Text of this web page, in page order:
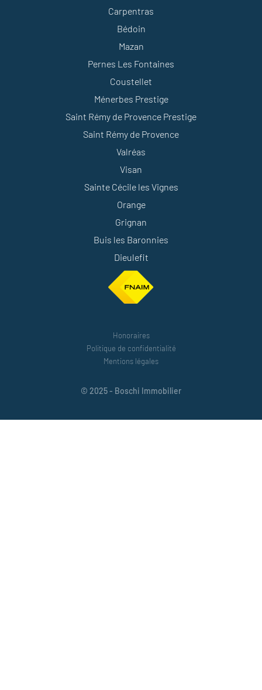
Carpentras
Bédoin
Mazan
Pernes Les Fontaines
Coustellet
Ménerbes Prestige
Saint Rémy de Provence Prestige
Saint Rémy de Provence
Valréas
Visan
Sainte Cécile les Vignes
Orange
Grignan
Buis les Baronnies
Dieulefit
Honoraires
Politique de confidentialité
Mentions légales
© 2025 - Boschi Immobilier